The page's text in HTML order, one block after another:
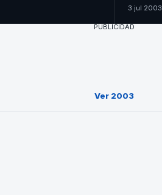
3 jul 2003
PUBLICIDAD
Ver 2003